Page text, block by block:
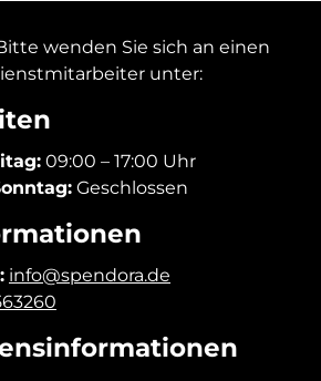
wenden Sie sich an einen
unter:
09:00 – 17:00 Uhr
Geschlossen
info@spendora.de